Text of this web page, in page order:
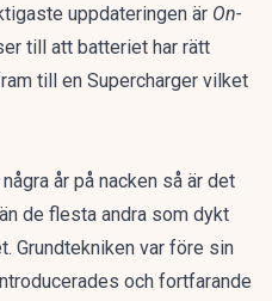
uppdateringen är On-
till att batteriet har rätt
till en Supercharger vilket
några år på nacken så är det
de flesta andra som dykt
Grundtekniken var före sin
och fortfarande